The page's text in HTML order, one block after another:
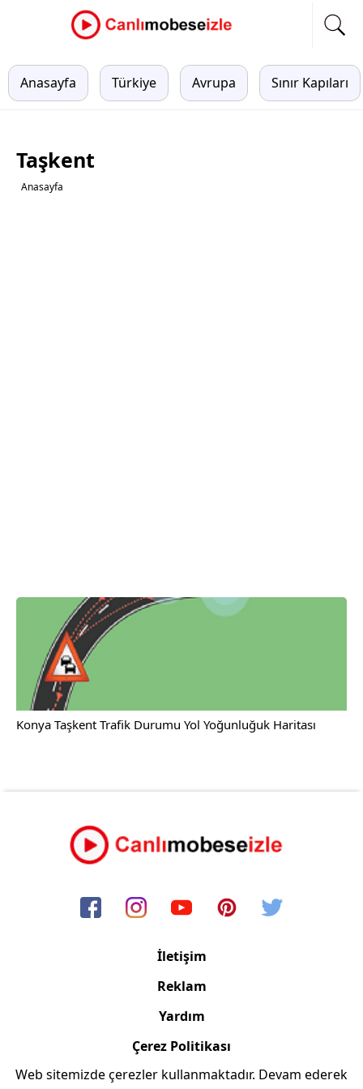
Anasayfa Türkiye Avrupa Sınır Kapıları
Taşkent
Anasayfa
Konya Taşkent Trafik Durumu Yol Yoğunluğuk Haritası
İletişim
Reklam
Yardım
Çerez Politikası
Web sitemizde çerezler kullanmaktadır. Devam ederek